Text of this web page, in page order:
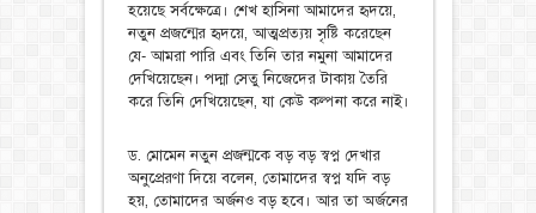
হয়েছে সর্বক্ষেত্রে। শেখ হাসিনা আমাদের হৃদয়ে,
নতুন প্রজন্মের হৃদয়ে, আত্মপ্রত্যয় সৃষ্টি করেছেন
যে- আমরা পারি এবং তিনি তার নমুনা আমাদের
দেখিয়েছেন। পদ্মা সেতু নিজেদের টাকায় তৈরি
করে তিনি দেখিয়েছেন, যা কেউ কল্পনা করে নাই।
ড. মোমেন নতুন প্রজন্মকে বড় বড় স্বপ্ন দেখার
অনুপ্রেরণা দিয়ে বলেন, তোমাদের স্বপ্ন যদি বড়
হয়, তোমাদের অর্জনও বড় হবে। আর তা অর্জনের